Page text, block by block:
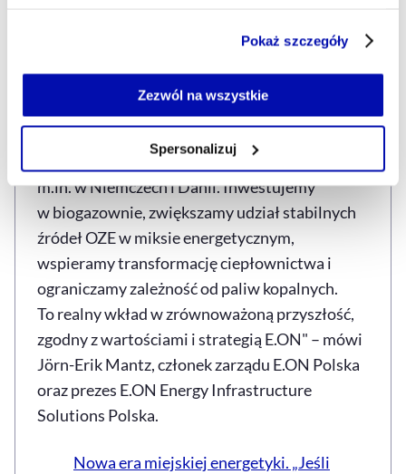
Jeżeli nie wyrażasz zgody na zapisywanie plików cookie,
możesz łatwo zarządzać swoimi uprawnieniami, np. we
własnej przeglądarce internetowej lub po wybraniu opcji
Pokaż szczegóły
Zezwól na wszystkie
Spersonalizuj
potencjału biogazu. Dlatego jako E.ON Polska
realizuje zaawansowane projekty biogazowe
m.in. w Niemczech i Danii. Inwestujemy
w biogazownie, zwiększamy udział stabilnych
źródeł OZE w miksie energetycznym,
wspieramy transformację ciepłownictwa i
ograniczamy zależność od paliw kopalnych.
To realny wkład w zrównoważoną przyszłość,
zgodny z wartościami i strategią E.ON" – mówi
Jörn-Erik Mantz, członek zarządu E.ON Polska
oraz prezes E.ON Energy Infrastructure
Solutions Polska.
Nowa era miejskiej energetyki. „Jeśli